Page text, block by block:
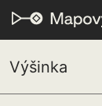
Výšinka